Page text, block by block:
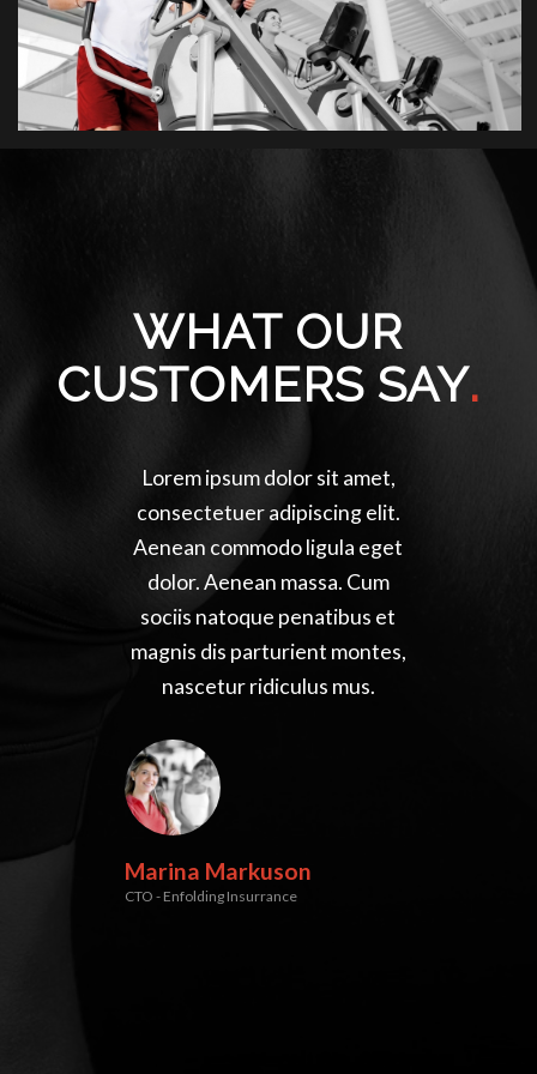
WHAT OUR
CUSTOMERS SAY.
Lorem ipsum dolor sit amet,
consectetuer adipiscing elit.
Aenean commodo ligula eget
dolor. Aenean massa. Cum
sociis natoque penatibus et
magnis dis parturient montes,
nascetur ridiculus mus.
Marina Markuson
CTO - Enfolding Insurrance
Anteger tincidunt. Cras
dapibus. Vivamus elementum
semper nisi. Aenean vulputate
eleifend tellus. Aenean leo
ligula, porttitor eu, consequat
vitae, eleifend ac, enim.